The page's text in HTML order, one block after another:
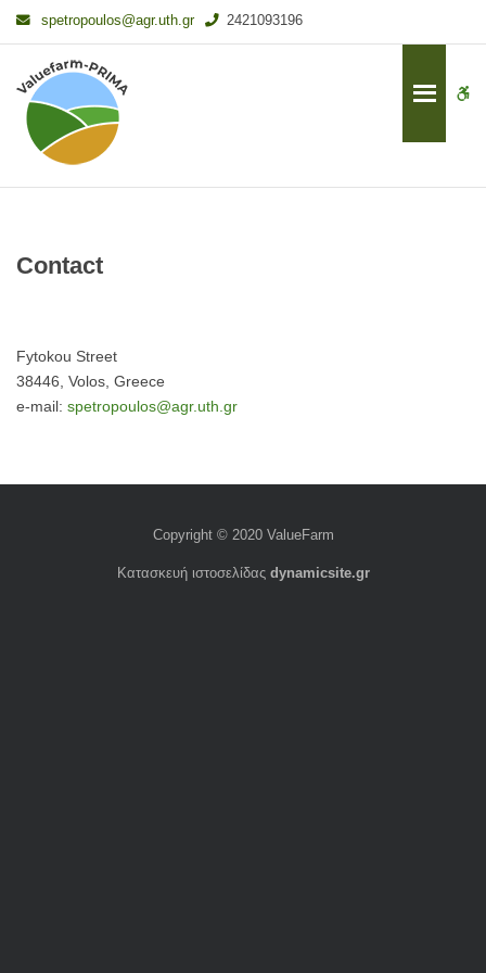
spetropoulos@agr.uth.gr 2421093196
Contact
Fytokou Street
38446, Volos, Greece
e-mail: spetropoulos@agr.uth.gr
Copyright © 2020 ValueFarm
Κατασκευή ιστοσελίδας dynamicsite.gr